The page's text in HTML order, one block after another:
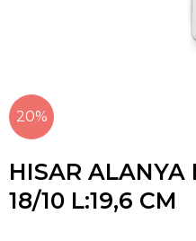
20%
HISAR ALANYA
18/10 L:19,6 CM